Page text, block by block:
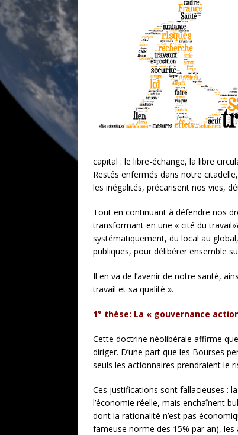
[ 14 juin 2020 ] Brésil. Les
* LA UNE
capital : le libre-échange, la libre
Restés enfermés dans notre
les inégalités, précarisent nos vies,
Tout en continuant à défendre nos
transformant en une « cité du
systématiquement, du local au
publiques, pour délibérer ensemble
Il en va de l’avenir de notre santé,
travail et sa qualité ».
1° thèse: La « gouvernance
Cette doctrine néolibérale affirme
diriger. D’une part que les Bourses
seuls les actionnaires prendraient le
Ces justifications sont fallacieuses :
l’économie réelle, mais enchaînent
dont la rationalité n’est pas
fameuse norme des 15% par an),